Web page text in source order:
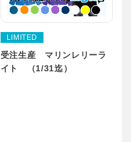
LIMITED
受注生産 マリンレリーラ
イト （1/31迄）